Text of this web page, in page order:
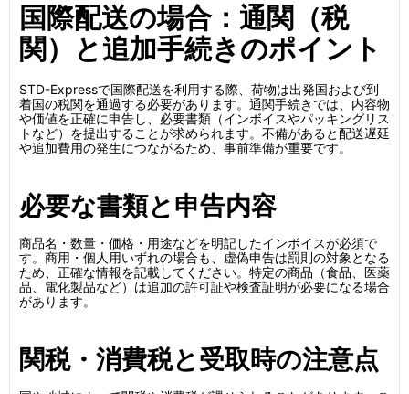
国際配送の場合：通関（税
関）と追加手続きのポイント
STD-Expressで国際配送を利用する際、荷物は出発国および到
着国の税関を通過する必要があります。通関手続きでは、内容物
や価値を正確に申告し、必要書類（インボイスやパッキングリス
トなど）を提出することが求められます。不備があると配送遅延
や追加費用の発生につながるため、事前準備が重要です。
必要な書類と申告内容
商品名・数量・価格・用途などを明記したインボイスが必須で
す。商用・個人用いずれの場合も、虚偽申告は罰則の対象となる
ため、正確な情報を記載してください。特定の商品（食品、医薬
品、電化製品など）は追加の許可証や検査証明が必要になる場合
があります。
関税・消費税と受取時の注意点